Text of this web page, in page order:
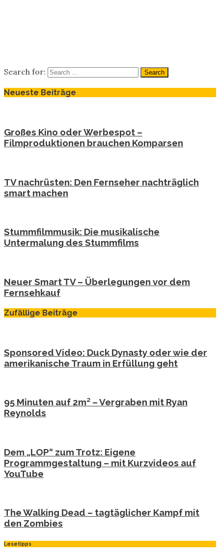
Search for:
Neueste Beiträge
Großes Kino oder Werbespot –
Filmproduktionen brauchen Komparsen
TV nachrüsten: Den Fernseher nachträglich
smart machen
Stummfilmmusik: Die musikalische
Untermalung des Stummfilms
Neuer Smart TV – Überlegungen vor dem
Fernsehkauf
Zufällige Beiträge
Sponsored Video: Duck Dynasty oder wie der
amerikanische Traum in Erfüllung geht
95 Minuten auf 2m² – Vergraben mit Ryan
Reynolds
Dem „LOP“ zum Trotz: Eigene
Programmgestaltung – mit Kurzvideos auf
YouTube
The Walking Dead – tagtäglicher Kampf mit
den Zombies
Lesetipps